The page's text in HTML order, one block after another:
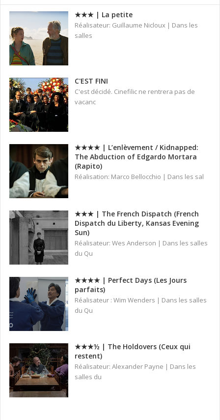
★★★ | La petite
Réalisateur: Guillaume Nicloux | Dans les
salles
C'EST FINI
C'est décidé. Cinefilic ne rentrera pas de
vacanc
★★★★ | L’enlèvement / Kidnapped:
The Abduction of Edgardo Mortara
(Rapito)
Réalisation: Marco Bellocchio | Dans les sal
★★★ | The French Dispatch (French
Dispatch du Liberty, Kansas Evening
Sun)
Réalisateur: Wes Anderson | Dans les salles
du Qu
★★★★ | Perfect Days (Les Jours
parfaits)
Réalisateur : Wim Wenders | Dans les salles
du Qu
★★★½ | The Holdovers (Ceux qui
restent)
Réalisateur: Alexander Payne | Dans les
salles du